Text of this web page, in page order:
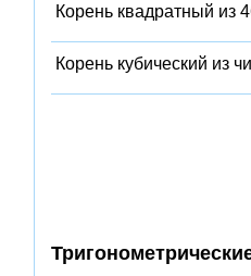
Корень квадратный из
Корень кубический из